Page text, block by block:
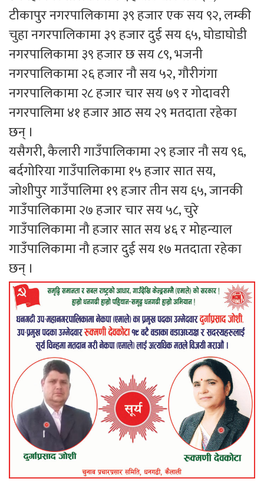
टीकापुर नगरपालिकामा ३९ हजार एक सय ९२, लम्की
चुहा नगरपालिकामा ३९ हजार दुई सय ६५, घोडाघोडी
नगरपालिकामा ३९ हजार छ सय ८९, भजनी
नगरपालिकामा २६ हजार नौ सय ५२, गौरीगंगा
नगरपालिकामा २८ हजार चार सय ७९ र गोदावरी
नगरपालिमा ४१ हजार आठ सय २९ मतदाता रहेका
छन् ।
यसैगरी, कैलारी गाउँपालिकामा २९ हजार नौ सय ९६,
बर्दगोरिया गाउँपालिकामा १५ हजार सात सय,
जोशीपुर गाउँपालिमा १९ हजार तीन सय ६५, जानकी
गाउँपालिकामा २७ हजार चार सय ५८, चुरे
गाउँपालिकामा नौ हजार सात सय ४६ र मोहन्याल
गाउँपालिकामा नौ हजार दुई सय १७ मतदाता रहेका
छन् ।